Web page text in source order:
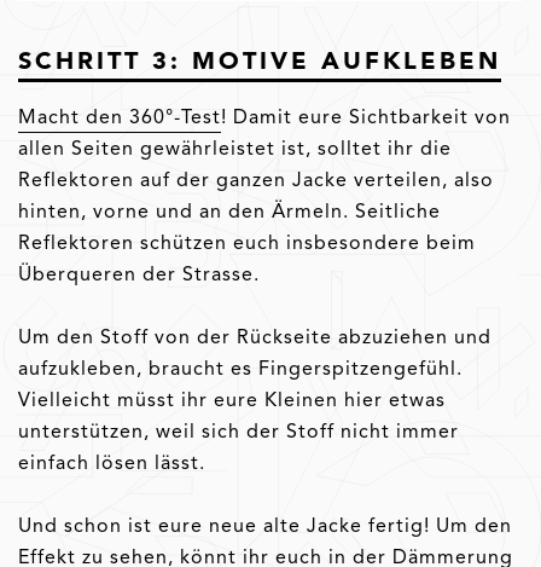
SCHRITT 3: MOTIVE AUFKLEBEN
Macht den 360°-Test! Damit eure Sichtbarkeit von
allen Seiten gewährleistet ist, solltet ihr die
Reflektoren auf der ganzen Jacke verteilen, also
hinten, vorne und an den Ärmeln. Seitliche
Reflektoren schützen euch insbesondere beim
Überqueren der Strasse.
Um den Stoff von der Rückseite abzuziehen und
aufzukleben, braucht es Fingerspitzengefühl.
Vielleicht müsst ihr eure Kleinen hier etwas
unterstützen, weil sich der Stoff nicht immer
einfach lösen lässt.
Und schon ist eure neue alte Jacke fertig! Um den
Effekt zu sehen, könnt ihr euch in der Dämmerung